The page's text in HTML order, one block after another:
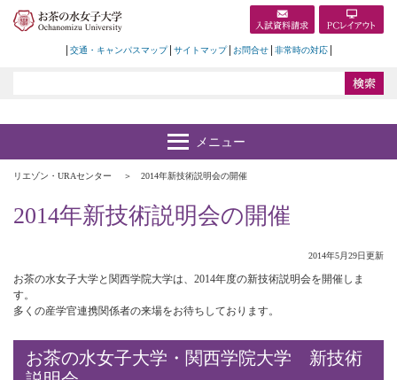
交通・キャンパスマップ サイトマップ お問合せ 非常時の対応
リエゾン・URAセンター 2014年新技術説明会の開催
2014年新技術説明会の開催
2014年5月29日更新
お茶の水女子大学と関西学院大学は、2014年度の新技術説明会を開催しま
す。
多くの産学官連携関係者の来場をお待ちしております。
お茶の水女子大学・関西学院大学 新技術